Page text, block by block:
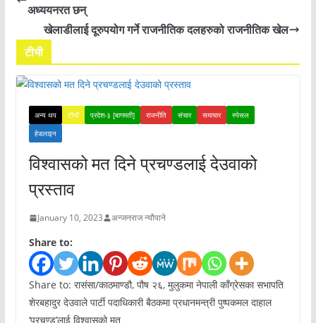
अध्ययनरत छन्
खेलाडीलाई दूरुपयोग गर्ने राजनीतिक दलहरुको राजनीतिक खेल
टीभी
अन्य थप टीभी प्रदेश-३ [बागमती] राजनीति संचार समाचार
स्पेसल
हेडलाइन
विश्वासको मत दिने प्रचण्डलाई देउवाको
प्रस्ताव
January 10, 2023 अन्जनराज न्यौपाने
Share to:
Share to: रासंसा/काठमाण्डौ, पौष २६, मुलुकमा नेपाली काँग्रेसका सभापति
शेरबहादुर देउवाले पार्टी पदाधिकारी बैठकमा प्रधानमन्त्री पुष्पकमल दाहाल
‘प्रचण्ड’लाई विश्वासको मत